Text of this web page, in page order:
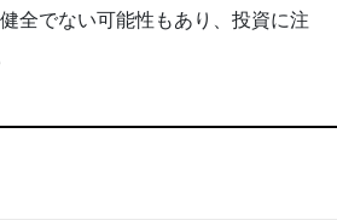
全でない可能性もあり、投資に注